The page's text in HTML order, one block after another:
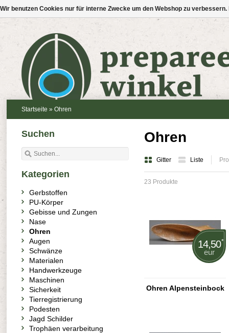
Startseite » Ohren
Ohren
Gitter Liste
23 Produkte
14,50*
eur
Ohren Alpensteinbock
Suchen
Kategorien
Gerbstoffen
PU-Körper
Gebisse und Zungen
Nase
Ohren
Augen
Schwänze
Materialen
Handwerkzeuge
Maschinen
Sicherkeit
Tierregistrierung
Podesten
Jagd Schilder
Trophäen verarbeitung
Wir benutzen Cookies nur für interne Zwecke um den Webshop zu